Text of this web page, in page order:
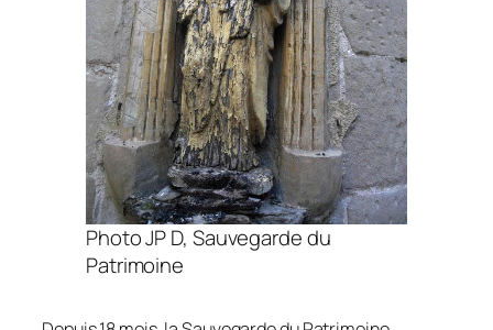
Photo JP D, Sauvegarde du
Patrimoine